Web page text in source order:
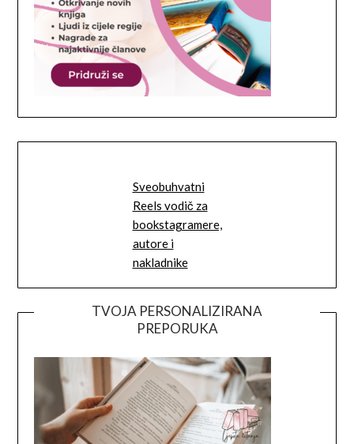
Sveobuhvatni
Reels vodič za
bookstagramere,
autore i
nakladnike
TVOJA PERSONALIZIRANA
PREPORUKA